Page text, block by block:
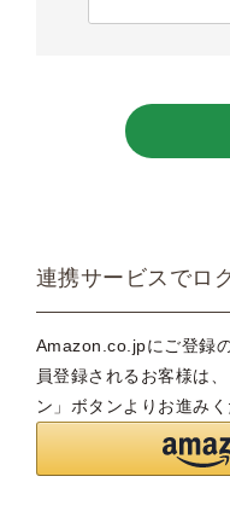
必
連携サービスでロ
Amazon.co.jpにご登録
員登録されるお客様は
ン」ボタンよりお進みく